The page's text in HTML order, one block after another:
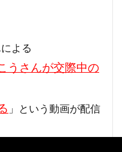
よる
うさんが交際中の
」という動画が配信